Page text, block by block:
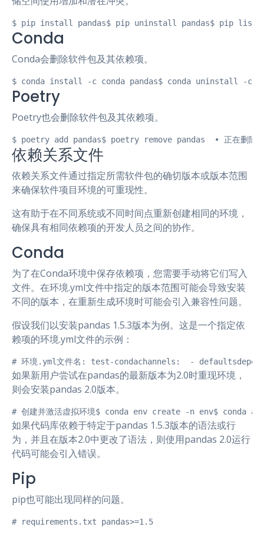
$ pip install pandas$ pip uninstall pandas$
Conda
Conda会删除软件包及其依赖项。
$ conda install -c conda pandas$ conda uninstall -c
Poetry
Poetry也会删除软件包及其依赖项。
$ poetry add pandas$ poetry remove pandas  • 正在
依赖关系文件
依赖关系文件通过指定所需软件包的确切版本或版本范围
来确保软件项目环境的可重现性。
这有助于在不同系统或不同时间点重新创建相同的环境，
确保具有相同依赖项的开发人员之间的协作。
Conda
为了在Conda环境中保存依赖项，您需要手动将它们写入
文件。在环境.yml文件中指定的版本范围可能会导致安装
不同的版本，在重新生成环境时可能会引入兼容性问题。
假设我们以安装pandas 1.5.3版本为例。这是一个指定依
赖项的环境.yml文件的示例：
# 环境.yml文件名: test-condachannels:  -
如果新用户尝试在pandas的最新版本为2.0时重现环境，
则会安装pandas 2.0版本。
# 创建并激活虚拟环境$ conda env create -n env$
如果代码库依赖于特定于pandas 1.5.3版本的语法或行
为，并且在版本2.0中更改了语法，则使用pandas 2.0运行
代码可能会引入错误。
Pip
pip也可能出现同样的问题。
# requirements.txt pandas>=1.5